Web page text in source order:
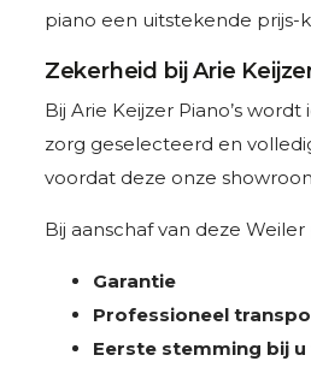
piano een uitstekende prijs-
Zekerheid bij Arie
Bij Arie Keijzer Piano’s
zorg geselecteerd en
voordat deze onze
Bij aanschaf van deze
Garantie
Professioneel
Eerste stemming bij u